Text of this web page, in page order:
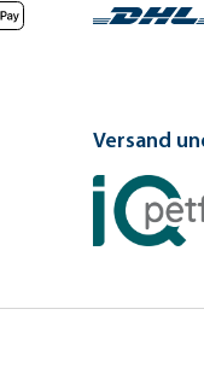
Versand